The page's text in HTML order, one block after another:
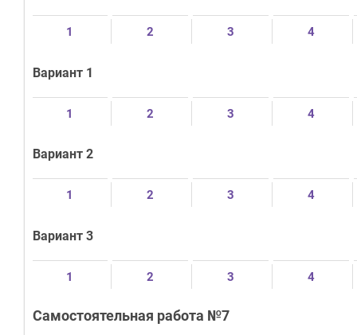
1 2 3 4
Вариант 1
1 2 3 4
Вариант 2
1 2 3 4
Вариант 3
1 2 3 4
Самостоятельная работа №7